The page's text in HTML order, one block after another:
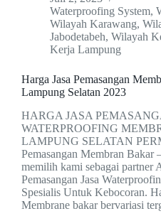
Waterproofing System,
Wilayah Karawang,
Jabodetabeh, Wilayah
Kerja Lampung
Harga Jasa Pemasangan
Lampung Selatan 2023
HARGA JASA
WATERPROOFING
LAMPUNG SELATAN
Pemasangan Membran Bakar
memilih kami sebagai partner
Pemasangan Jasa
Spesialis Untuk Kebocoran.
Membrane bakar bervariasi